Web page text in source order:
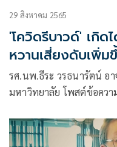
29 สิงหาคม 2565
'โควิดรีบาวด์' เกิด
หวานเสี่ยงดับเพิ่ม
รศ.นพ.ธีระ วรธนารัตน์ อ
มหาวิทยาลัย โพสต์ข้อควา
605,785,320 คน เสียชีวิ